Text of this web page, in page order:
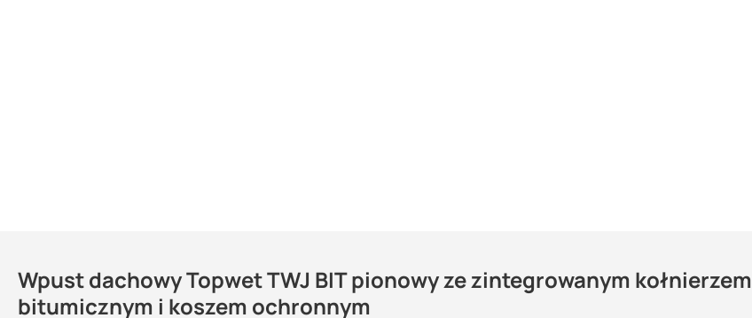
Wpust dachowy Topwet TWJ BIT pionowy ze zintegrowanym kołnierzem
bitumicznym i koszem ochronnym
Dlaczego warto zastosować wpusty marki Topwet?
Kontakt